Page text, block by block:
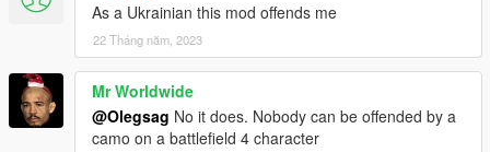
As a Ukrainian this mod offends me
22 Tháng năm, 2023
Mr Worldwide
@Olegsag No it does. Nobody can be offended by a
camo on a battlefield 4 character